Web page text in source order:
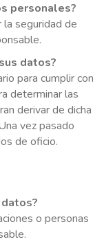
personales?
la seguridad de
datos?
para cumplir con
determinar las
derivar de dicha
vez pasado
de oficio.
o personas